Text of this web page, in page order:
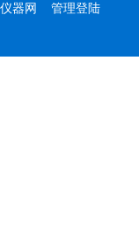
仪器网
管理登陆